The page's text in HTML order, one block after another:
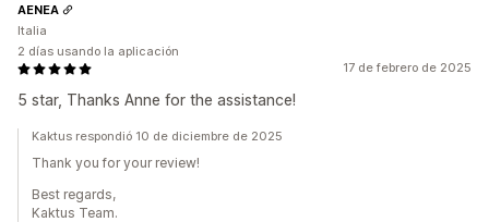
17 de febrero de 2025
5 star, Thanks Anne for the assistance!
AENEA
Italia
2 días usando la aplicación
Kaktus respondió 10 de diciembre de 2025
Thank you for your review!
Best regards,
Kaktus Team.